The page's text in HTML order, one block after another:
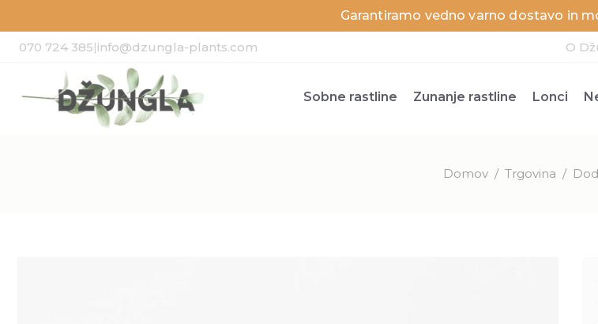
Garantiramo vedno varno dostavo in
070 724 385|info@dzungla-plants.com O
Sobne rastline Zunanje rastline Lonci
Domov / Trgovina /